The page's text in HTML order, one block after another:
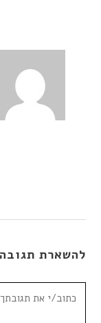
להשארת תגובה